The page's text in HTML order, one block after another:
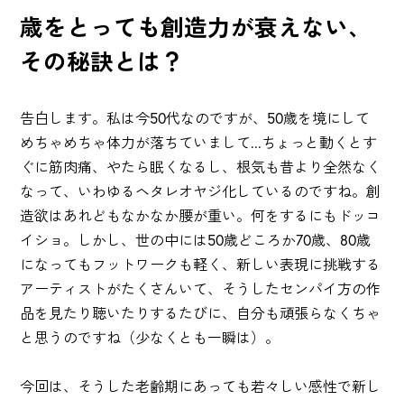
歳をとっても創造力が衰えない、
その秘訣とは？
告白します。私は今50代なのですが、50歳を境にして
めちゃめちゃ体力が落ちていまして...ちょっと動くとす
ぐに筋肉痛、やたら眠くなるし、根気も昔より全然なく
なって、いわゆるヘタレオヤジ化しているのですね。創
造欲はあれどもなかなか腰が重い。何をするにもドッコ
イショ。しかし、世の中には50歳どころか70歳、80歳
になってもフットワークも軽く、新しい表現に挑戦する
アーティストがたくさんいて、そうしたセンパイ方の作
品を見たり聴いたりするたびに、自分も頑張らなくちゃ
と思うのですね（少なくとも一瞬は）。
今回は、そうした老齢期にあっても若々しい感性で新し